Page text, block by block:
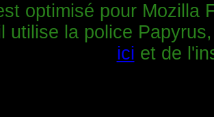
optimisé pour Mozilla
utilise la police
ici et de